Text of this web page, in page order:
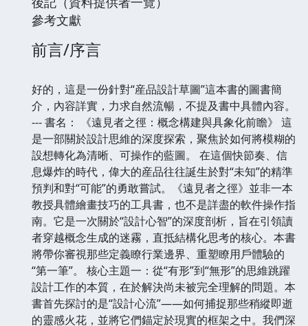
參考文獻
前言/序言
好的，這是一份針對“産品設計草圖”這本書的圖書簡
介，內容詳實，力求自然流暢，不提及書中具體內容。
--- 書名： 《遠見者之徑：概念構建與具象化前瞻》 這
是一部關於設計思維的深度探索，聚焦於如何將模糊的
設想轉化為清晰、可操作的藍圖。 在這個快節奏、信
息爆炸的時代，偉大的産品往往誕生於對“未知”的精準
預判和對“可能”的勇敢嘗試。《遠見者之徑》並非一本
教授具體繪畫技巧的工具書，也不是詳盡的軟件操作指
南。它是一次關於“設計心智”的深度剖析，旨在引領讀
者穿越概念生成的迷霧，直抵結構化思考的核心。本書
將帶你審視那些定義瞭行業邊界、重塑瞭用戶體驗的
“第一筆”。 核心主題一：從“有形”到“無形”的思維跳躍
設計工作的本質，在於解決尚未被完全理解的問題。本
書首先探討的是“設計心流”——如何捕捉那些稍縱即逝
的靈感火花，並將它們錨定於現實的框架之中。我們深